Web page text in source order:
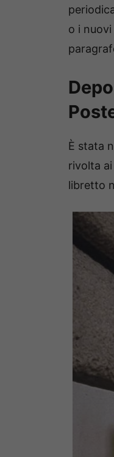
o i
È stata
rivolta
libretto